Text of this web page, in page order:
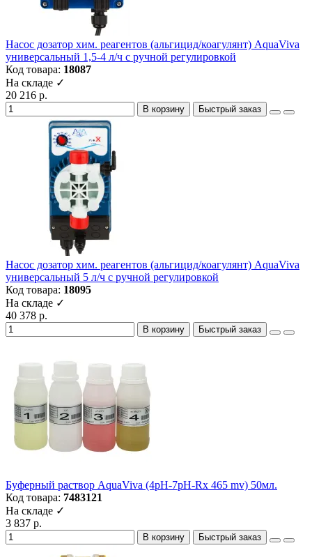
Насос дозатор хим. реагентов (альгицид/коагулянт) AquaViva
универсальный 1,5-4 л/ч с ручной регулировкой
Код товара: 18087
На складе ✓
20 216 р.
В корзину Быстрый заказ
Насос дозатор хим. реагентов (альгицид/коагулянт) AquaViva
универсальный 5 л/ч с ручной регулировкой
Код товара: 18095
На складе ✓
40 378 р.
В корзину Быстрый заказ
Буферный раствор AquaViva (4pH-7pH-Rx 465 mv) 50мл.
Код товара: 7483121
На складе ✓
3 837 р.
В корзину Быстрый заказ